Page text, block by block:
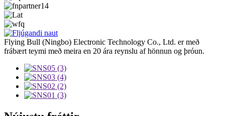
Flying Bull (Ningbo) Electronic Technology Co., Ltd. er með
frábært teymi með meira en 20 ára reynslu af hönnun og þróun.